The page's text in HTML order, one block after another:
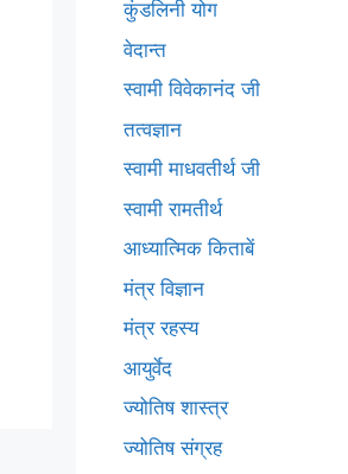
कुंडलिनी योग
वेदान्त
स्वामी विवेकानंद जी
तत्वज्ञान
स्वामी माधवतीर्थ जी
स्वामी रामतीर्थ
आध्यात्मिक किताबें
मंत्र विज्ञान
मंत्र रहस्य
आयुर्वेद
ज्योतिष शास्त्र
ज्योतिष संग्रह